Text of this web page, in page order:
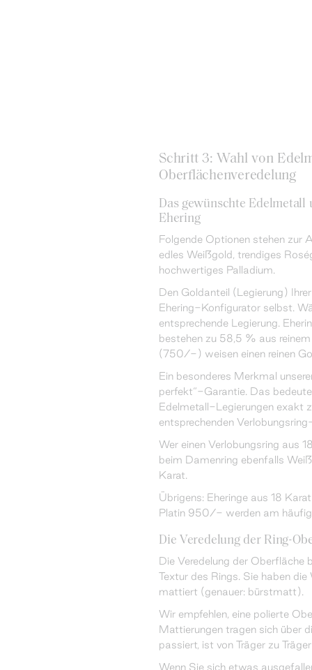
Schritt 3: Wahl von
Oberflächenveredelung
Das gewünschte
Ehering
Folgende Optionen stehen zur
edles Weißgold, trendiges
hochwertiges Palladium.
Den Goldanteil (Legierung)
Ehering-Konfigurator selbst.
entsprechende Legierung.
bestehen zu 58,5 % aus
(750/-) weisen einen reinen
Ein besonderes Merkmal
perfekt“-Garantie. Das
Edelmetall-Legierungen exakt
entsprechenden
Wer einen Verlobungsring aus
beim Damenring ebenfalls
Karat.
Übrigens: Eheringe aus 18
Platin 950/- werden am
Die Veredelung der Ring-
Die Veredelung der Oberfläche
Textur des Rings. Sie haben
mattiert (genauer: bürstmatt).
Wir empfehlen, eine polierte
Mattierungen tragen sich über
passiert, ist von Träger zu
Wenn Sie sich etwas